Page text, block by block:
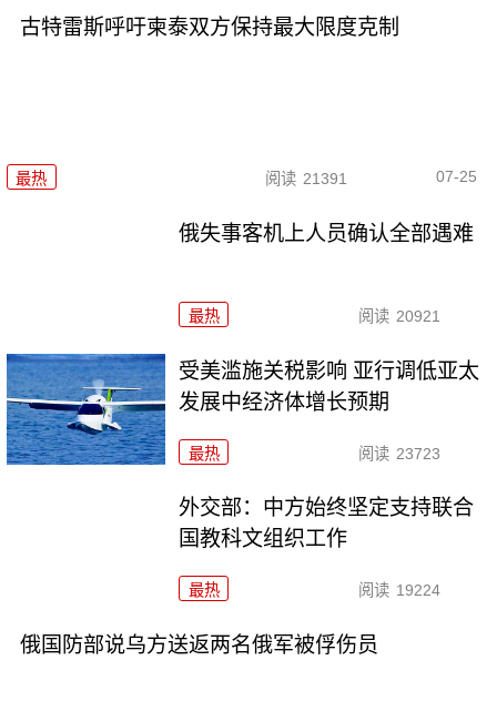
古特雷斯呼吁柬泰双方保持最大限度克制
最热 阅读 21391 07-25
俄失事客机上人员确认全部遇难
最热 阅读 20921
受美滥施关税影响 亚行调低亚太
发展中经济体增长预期
最热 阅读 23723
外交部：中方始终坚定支持联合
国教科文组织工作
最热 阅读 19224
俄国防部说乌方送返两名俄军被俘伤员